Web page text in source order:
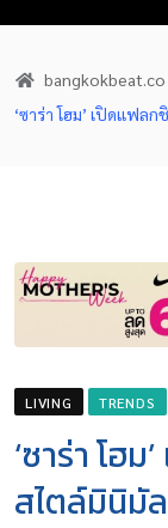
bangkokbeat.co
‘ซาร่า โฮม’ เปิดแฟล
LIVING TRENDS
‘ซาร่า โฮ
สไตล์มินิมัล